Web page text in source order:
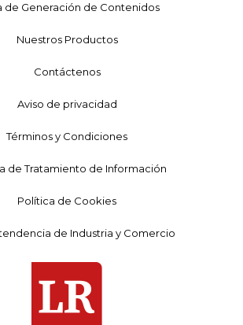
de Generación de Contenidos
Nuestros Productos
Contáctenos
Aviso de privacidad
Términos y Condiciones
de Tratamiento de Información
Política de Cookies
de Industria y Comercio